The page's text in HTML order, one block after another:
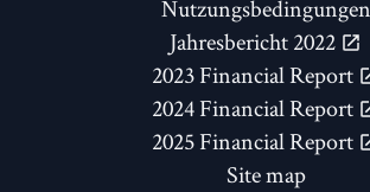
Nutzungsbedingungen
Jahresbericht 2022
2023 Financial Report
2024 Financial Report
2025 Financial Report
Site map